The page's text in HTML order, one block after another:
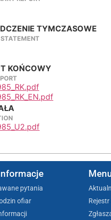
TYMCZASOWE
KOŃCOWY
pytania
ofiar